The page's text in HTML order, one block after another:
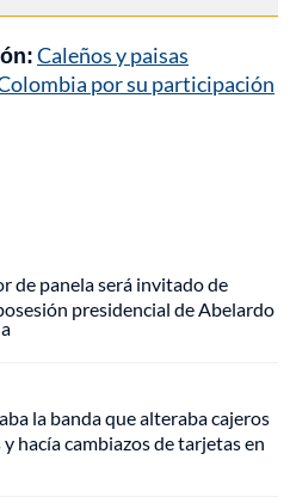
Caleños y paisas
por su participación
de panela será invitado de
presidencial de Abelardo
la banda que alteraba cajeros
hacía cambiazos de tarjetas en